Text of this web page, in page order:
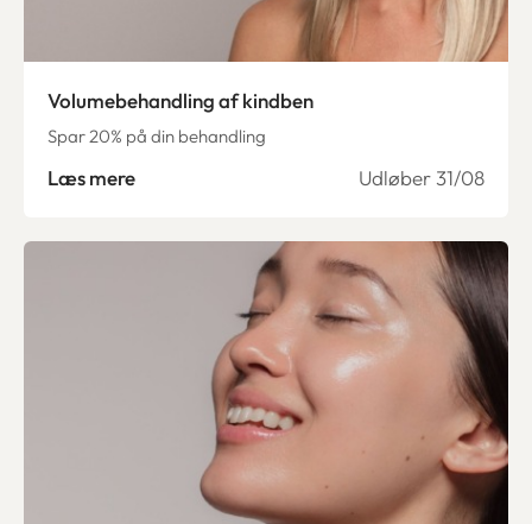
Volumebehandling af kindben
Spar 20% på din behandling
Læs mere Udløber 31/08